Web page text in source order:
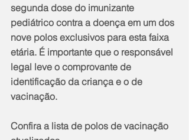
segunda dose do imunizante
pediátrico contra a doença em um dos
nove polos exclusivos para esta faixa
etária. É importante que o responsável
legal leve o comprovante de
identificação da criança e o de
vacinação.
Confira a lista de polos de vacinação